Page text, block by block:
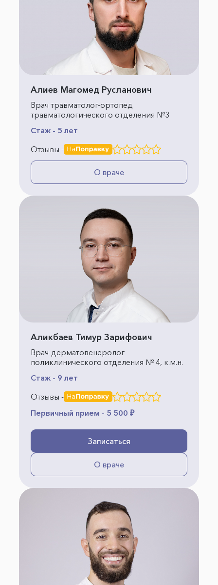
Алиев Магомед Русланович
Врач травматолог-ортопед
травматологического отделения №3
Стаж - 5 лет
Отзывы -
О враче
Аликбаев Тимур Зарифович
Врач-дерматовенеролог
поликлинического отделения № 4, к.м.н.
Стаж - 9 лет
Отзывы -
Первичный прием - 5 500 ₽
Записаться
О враче